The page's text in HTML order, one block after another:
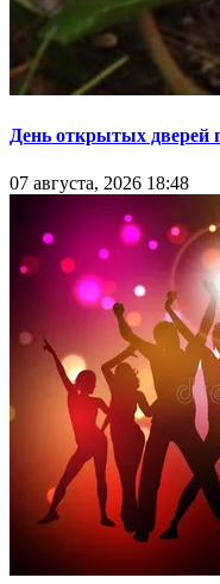
День открытых дверей
07 августа, 2026 18:48